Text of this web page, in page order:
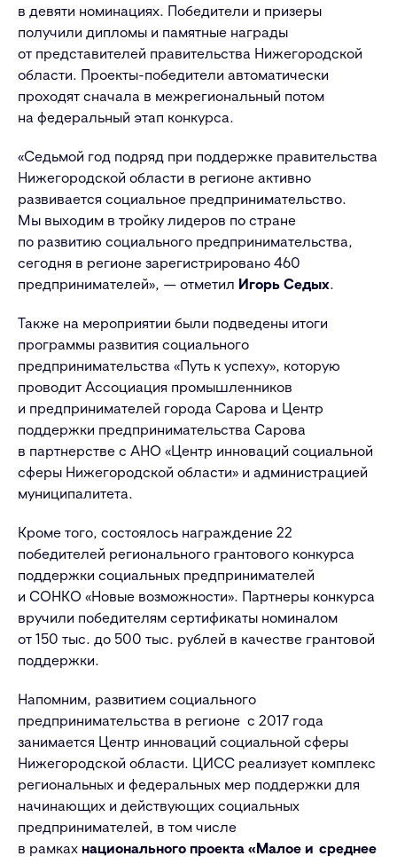
в девяти номинациях. Победители и призеры
получили дипломы и памятные награды
от представителей правительства Нижегородской
области. Проекты-победители автоматически
проходят сначала в межрегиональный потом
на федеральный этап конкурса.
«Седьмой год подряд при поддержке правительства
Нижегородской области в регионе активно
развивается социальное предпринимательство.
Мы выходим в тройку лидеров по стране
по развитию социального предпринимательства,
сегодня в регионе зарегистрировано 460
предпринимателей», — отметил Игорь Седых.
Также на мероприятии были подведены итоги
программы развития социального
предпринимательства «Путь к успеху», которую
проводит Ассоциация промышленников
и предпринимателей города Сарова и Центр
поддержки предпринимательства Сарова
в партнерстве с АНО «Центр инноваций социальной
сферы Нижегородской области» и администрацией
муниципалитета.
Кроме того, состоялось награждение 22
победителей регионального грантового конкурса
поддержки социальных предпринимателей
и СОНКО «Новые возможности». Партнеры конкурса
вручили победителям сертификаты номиналом
от 150 тыс. до 500 тыс. рублей в качестве грантовой
поддержки.
Напомним, развитием социального
предпринимательства в регионе с 2017 года
занимается Центр инноваций социальной сферы
Нижегородской области. ЦИСС реализует комплекс
региональных и федеральных мер поддержки для
начинающих и действующих социальных
предпринимателей, в том числе
в рамках национального проекта «Малое и среднее